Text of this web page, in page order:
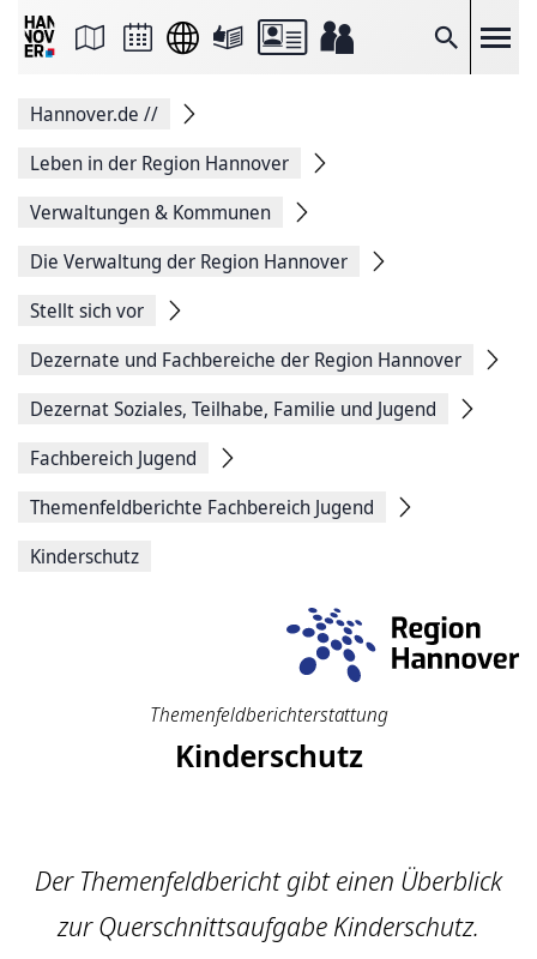
Suche
Seite
Facebook
teilen
Seitenlink
Seite
Hannover.de //
Leben in der Region Hannover
Verwaltungen & Kommunen
Die Verwaltung der Region Hannover
Stellt sich vor
Dezernate und Fachbereiche der Region Hannover
Dezernat Soziales, Teilhabe, Familie und Jugend
Fachbereich Jugend
Themenfeldberichte Fachbereich Jugend
Kinderschutz
Themenfeldberichterstattung
Kinderschutz
Der Themenfeldbericht gibt einen Überblick
zur Querschnittsaufgabe Kinderschutz.